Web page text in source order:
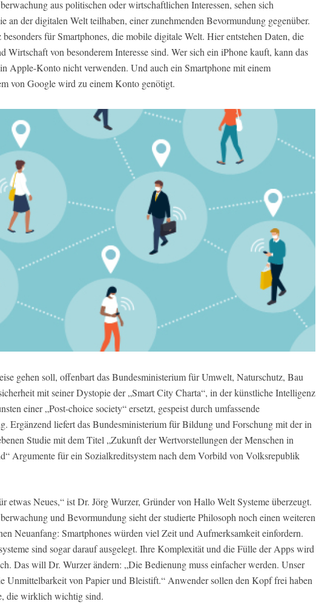
aus politischen oder wirtschaftlichen Interessen, sehen sich
an der digitalen Welt teilhaben, einer zunehmenden Bevormundung gegenüber.
für Smartphones, die mobile digitale Welt. Hier entstehen Daten, die
Wirtschaft von besonderem Interesse sind. Wer sich ein iPhone kauft, kann das
Apple-Konto nicht verwenden. Und auch ein Smartphone mit einem
von Google wird zu einem Konto genötigt.
gehen soll, offenbart das Bundesministerium für Umwelt, Naturschutz, Bau
mit seiner Dystopie der „Smart City Charta“, in der künstliche Intelligenz
einer „Post-choice society“ ersetzt, gespeist durch umfassende
Ergänzend liefert das Bundesministerium für Bildung und Forschung mit der in
Studie mit dem Titel „Zukunft der Wertvorstellungen der Menschen in
Argumente für ein Sozialkreditsystem nach dem Vorbild von Volksrepublik
etwas Neues,“ ist Dr. Jörg Wurzer, Gründer von Hallo Welt Systeme überzeugt.
und Bevormundung sieht der studierte Philosoph noch einen weiteren
Neuanfang: Smartphones würden viel Zeit und Aufmerksamkeit einfordern.
sind sogar darauf ausgelegt. Ihre Komplexität und die Fülle der Apps wird
Das will Dr. Wurzer ändern: „Die Bedienung muss einfacher werden. Unser
Unmittelbarkeit von Papier und Bleistift.“ Anwender sollen den Kopf frei haben
die wirklich wichtig sind.